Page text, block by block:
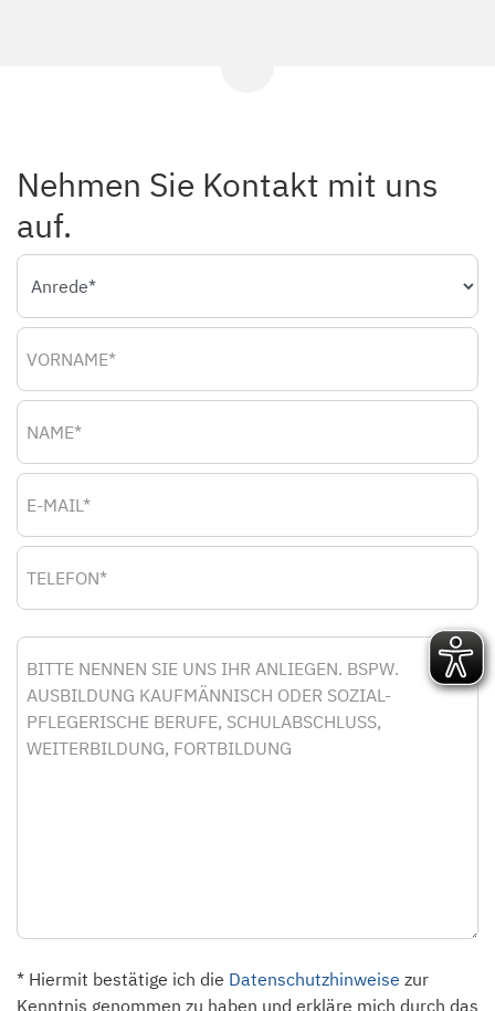
Nehmen Sie Kontakt mit uns
auf.
Anrede
Vorname
Name
E-Mail
Telefon
Nachricht
* Hiermit bestätige ich die Datenschutzhinweise zur
Kenntnis genommen zu haben und erkläre mich durch das